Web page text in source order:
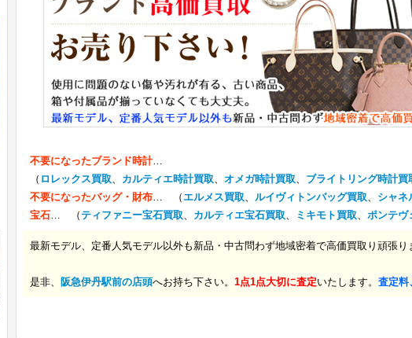
不要になったブランド時計…
（ ロレックス買取、 カルティエ時計買取、 オメガ時計買取、 ブライトリング時計買
不要になったバッグ・財布… （ エルメス買取、 ルイヴィトンバッグ買取、 シャネ
宝石… （ティファニー宝石買取、 カルティエ宝石買取、 ミキモト買取、 ポンテヴ
最新モデル、定番人気モデル以外も新品・中古問わず地域密着で高価買取り頑張り
是非、 阪急伊丹駅前の店頭へお持ち下さい。 1点1点大切に査定いたします。 査定料